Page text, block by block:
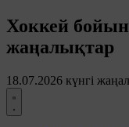
Хоккей
жаңалықтар
18.07.2026 күнгі